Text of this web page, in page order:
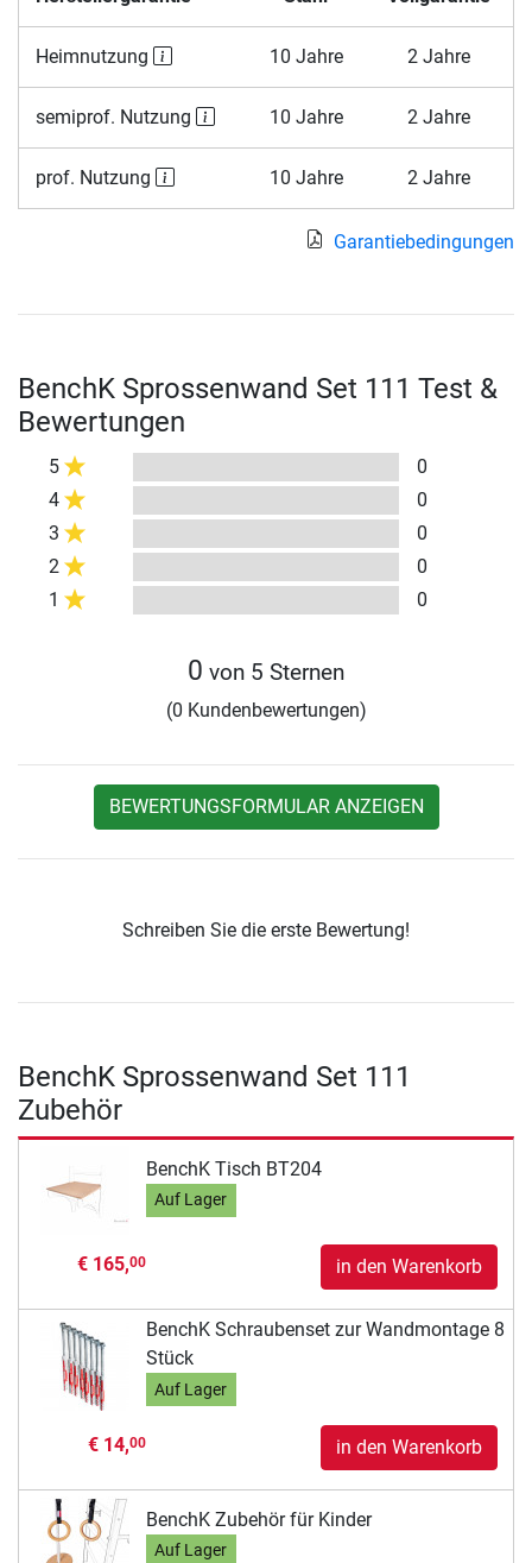
Heimnutzung 10 Jahre 2 Jahre
semiprof. Nutzung 10 Jahre 2 Jahre
prof. Nutzung 10 Jahre 2 Jahre
Garantiebedingungen
BenchK Sprossenwand Set 111 Test &
Bewertungen
5
0
4
0
3
0
2
0
1
0
0 von 5 Sternen
(0 Kundenbewertungen)
BEWERTUNGSFORMULAR ANZEIGEN
Schreiben Sie die erste Bewertung!
BenchK Sprossenwand Set 111
Zubehör
BenchK Tisch BT204
Auf Lager
€ 165,00 in den Warenkorb
BenchK Schraubenset zur Wandmontage 8
Stück
Auf Lager
€ 14,00 in den Warenkorb
BenchK Zubehör für Kinder
Auf Lager